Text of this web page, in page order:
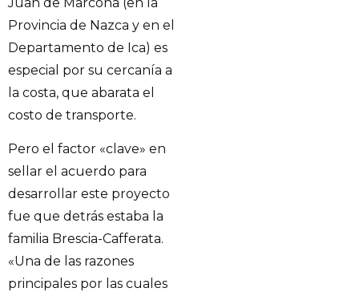
Provincia de Nazca y en el
Departamento de Ica) es
especial por su cercanía a
la costa, que abarata el
costo de transporte.
Pero el factor «clave» en
sellar el acuerdo para
desarrollar este proyecto
fue que detrás estaba la
familia Brescia-Cafferata.
«Una de las razones
principales por las cuales